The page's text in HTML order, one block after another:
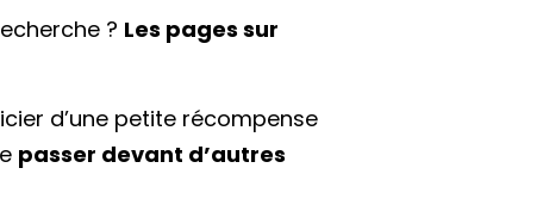
? Les pages sur
d’une petite récompense
passer devant d’autres